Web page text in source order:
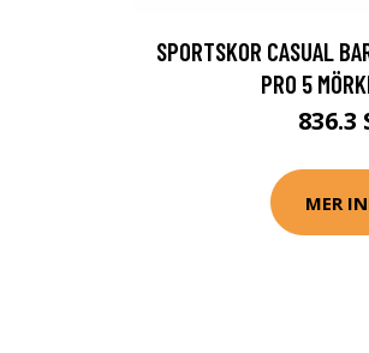
SPORTSKOR CASUAL
PRO 5
836.3
MER